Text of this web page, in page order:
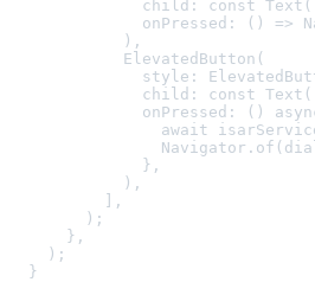
child: const
onPressed: () =>
            ),
            ElevatedButton(
style:
child: const
onPressed: ()
await
              },
            ),
          ],
        );
      },
    );
  }